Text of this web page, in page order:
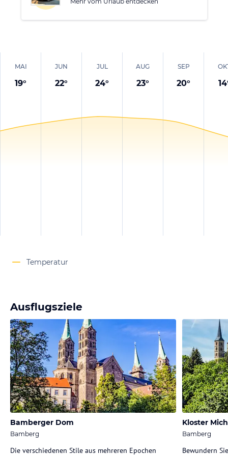
MAI
19°
JUN
22°
JUL
24°
AUG
23°
SEP
20° 14
Temperatur
Ausflugsziele
Bamberger Dom
Bamberg
Die verschiedenen Stile aus mehreren Epochen
Kloster
Bamberg
Bewundern